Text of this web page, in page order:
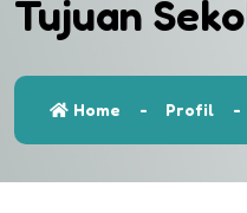
Tujuan
Home Profil